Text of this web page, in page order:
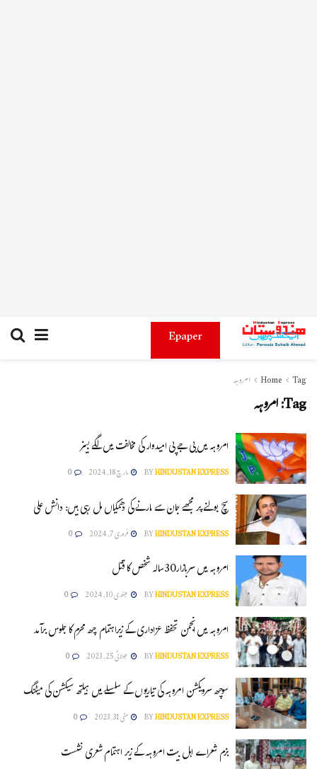
Epaper
Home Tag امروہہ
Tag:امروہہ
امروہہ میں بی جےپی امیدوار کی مخالفت میں لگے بینر
BYHINDUSTAN EXPRESS مارچ 18, 2024 0
سچ بولنے پر مجھے جان سے مارنے کی دھمکیاں مل رہی ہیں: دانش علی
BYHINDUSTAN EXPRESS فروری 7, 2024 0
امروہہ میں سربازار30سالہ شخص کا قتل
BYHINDUSTAN EXPRESS جنوری 10, 2024 0
امروہہ میں انجمن تحفظ عزاداری کے زیراہتمام چھ محرم کا جلوس برآمد
BYHINDUSTAN EXPRESS جولائی 25, 2023 0
سوچھ سرویکشن امروہہ کی تیاریوں کے سلسلے میں ہیلتھ سیکشن کی میٹنگ
BYHINDUSTAN EXPRESS مئی 31, 2023 0
بزم شعراے اہل بیت امروہہ کے زیر اہتمام شعری نشست